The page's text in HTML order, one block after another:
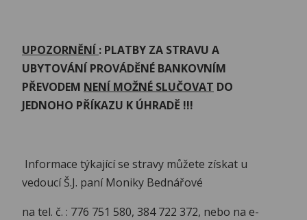
UPOZORNĚNÍ: PLATBY ZA STRAVU A
UBYTOVÁNÍ PROVÁDĚNÉ BANKOVNÍM
PŘEVODEM NENÍ MOŽNÉ SLUČOVAT DO
JEDNOHO PŘÍKAZU K ÚHRADĚ !!!
Informace týkající se stravy můžete získat u
vedoucí Š.J. paní Moniky Bednářové
na tel. č. : 776 751 580, 384 722 372, nebo na e-